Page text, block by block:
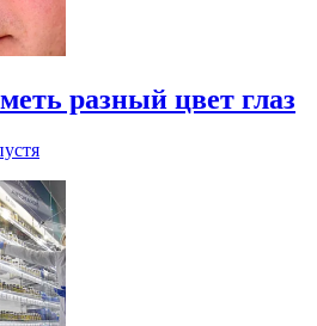
разный цвет глаз